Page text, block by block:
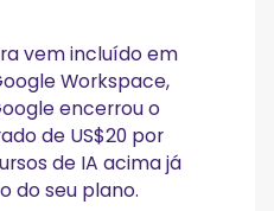
vem incluído em
Workspace,
encerrou o
de US$20 por
de IA acima já
do seu plano.